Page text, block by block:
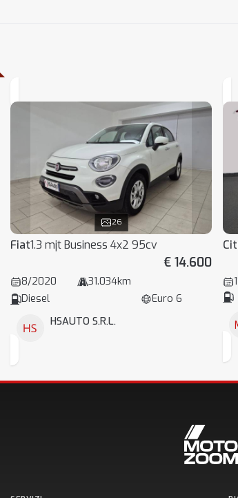
Loading...
26
Fiat1.3 mjt Business 4x2 95cv
€ 14.600
8/2020
31.034km
Diesel
Euro 6
HSAUTO S.R.L.